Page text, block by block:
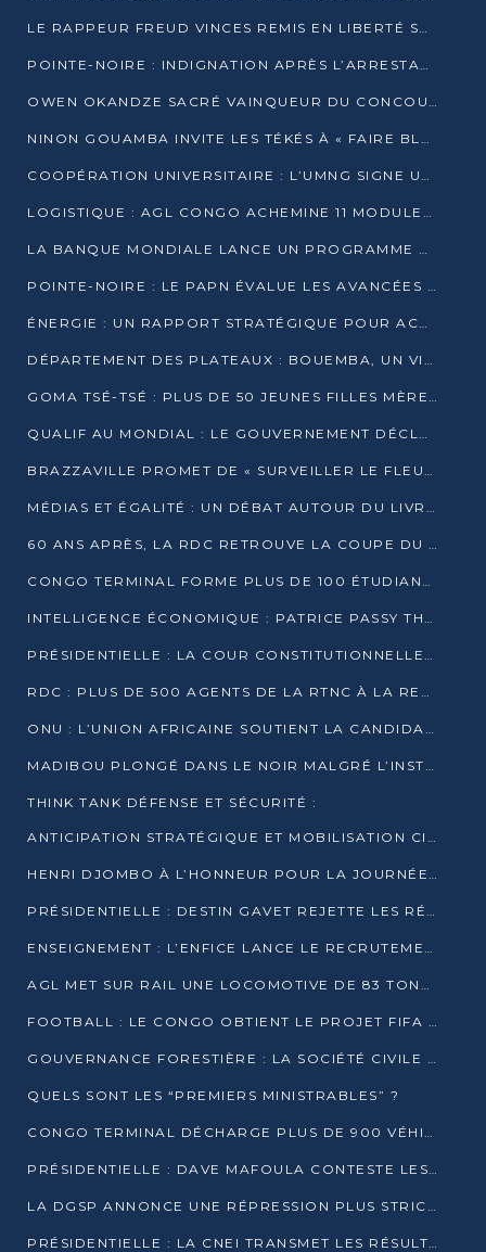
LE RAPPEUR FREUD VINCES REMIS EN LIBERTÉ SOUS PRESSION MÉDIATIQUE
POINTE-NOIRE : INDIGNATION APRÈS L’ARRESTATION DU RAPPEUR FREUD VINCES
OWEN OKANDZE SACRÉ VAINQUEUR DU CONCOURS SLAM POUR LA VIE
NINON GOUAMBA INVITE LES TÉKÉS À « FAIRE BLOC » POUR PESER DANS LE DÉBAT NATIONAL
COOPÉRATION UNIVERSITAIRE : L’UMNG SIGNE UN ACCORD STRATÉGIQUE AVEC L’UNIVERSITÉ HAINAN EN CHINE
LOGISTIQUE : AGL CONGO ACHEMINE 11 MODULES GÉANTS JUSQU’À BRAZZAVILLE
LA BANQUE MONDIALE LANCE UN PROGRAMME DE 394 MILLIONS DE DOLLARS POUR LE BASSIN DU CONGO
POINTE-NOIRE : LE PAPN ÉVALUE LES AVANCÉES DU MÔLE EST
ÉNERGIE : UN RAPPORT STRATÉGIQUE POUR ACCÉLÉRER LA TRANSITION AU CONGO
DÉPARTEMENT DES PLATEAUX : BOUEMBA, UN VIVIER ÉCONOMIQUE PRÊT À EXPLOSER
GOMA TSÉ-TSÉ : PLUS DE 50 JEUNES FILLES MÈRES SENSIBILISÉES À LA SANTÉ SEXUELLE
QUALIF AU MONDIAL : LE GOUVERNEMENT DÉCLARE LA JOURNÉE DU 1ER AVRIL 2026 CHÔMÉE ET PAYÉE
BRAZZAVILLE PROMET DE « SURVEILLER LE FLEUVE » APRÈS LA QUALIFICATION DE LA RDC AU MONDIAL
MÉDIAS ET ÉGALITÉ : UN DÉBAT AUTOUR DU LIVRE « CES FEMMES QUI REPRENNENT LE POUVOIR SUR LEUR VIE »
60 ANS APRÈS, LA RDC RETROUVE LA COUPE DU MONDE
CONGO TERMINAL FORME PLUS DE 100 ÉTUDIANTS AUX TECHNIQUES D’EMBAUCHE
INTELLIGENCE ÉCONOMIQUE : PATRICE PASSY THÉORISE UNE STRATÉGIE ADAPTÉE AUX CONTEXTES FRAGMENTÉS
PRÉSIDENTIELLE : LA COUR CONSTITUTIONNELLE CONFIRME LA VICTOIRE DE SASSOU NGUESSO AVEC 94,90 % DES SUFFRAGES
RDC : PLUS DE 500 AGENTS DE LA RTNC À LA RETRAITE, UNE PAGE SE TOURNE
ONU : L’UNION AFRICAINE SOUTIENT LA CANDIDATURE DE MACKY SALL
MADIBOU PLONGÉ DANS LE NOIR MALGRÉ L’INSTALLATION D’UN NOUVEAU TRANSFORMATEUR
THINK TANK DÉFENSE ET SÉCURITÉ :
ANTICIPATION STRATÉGIQUE ET MOBILISATION CITOYENNE POUR NOTRE SOUVERAINETÉ NATIONALE
HENRI DJOMBO À L’HONNEUR POUR LA JOURNÉE MONDIALE DU THÉÂTRE
PRÉSIDENTIELLE : DESTIN GAVET REJETTE LES RÉSULTATS ET APPELLE À UN DIALOGUE NATIONAL
ENSEIGNEMENT : L’ENFICE LANCE LE RECRUTEMENT DE SA PREMIÈRE PROMOTION DE PROFESSEURS DES ÉCOLES
AGL MET SUR RAIL UNE LOCOMOTIVE DE 83 TONNES À POINTE-NOIRE
FOOTBALL : LE CONGO OBTIENT LE PROJET FIFA ARENA POUR SES 15 DÉPARTEMENTS
GOUVERNANCE FORESTIÈRE : LA SOCIÉTÉ CIVILE CONGOLAISE AFFICHE SES PRIORITÉS POUR 2026
QUELS SONT LES “PREMIERS MINISTRABLES” ?
CONGO TERMINAL DÉCHARGE PLUS DE 900 VÉHICULES EN QUELQUES HEURES
PRÉSIDENTIELLE : DAVE MAFOULA CONTESTE LES RÉSULTATS PROVISOIRES
LA DGSP ANNONCE UNE RÉPRESSION PLUS STRICTE CONTRE LES MOTO-TAXIS
PRÉSIDENTIELLE : LA CNEI TRANSMET LES RÉSULTATS PROVISOIRES À LA COUR CONSTITUTIONNELLE